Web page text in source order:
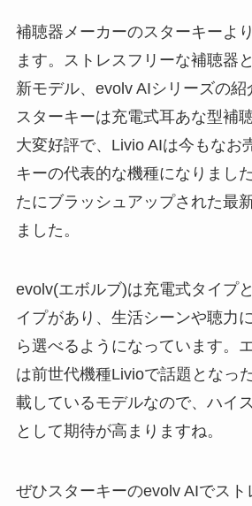
補聴器メーカーのスターキーよ
ます。ストレスフリーな補聴器
新モデル、evolv AIシリーズの紹
スターキーは充電式耳あな型補
大変好評で、Livio AIは今もなお
キーの代表的な機種になりまし
たにブラッシュアップされた最
ました。
evolv(エボルブ)は充電式タイプ
イプがあり、生活シーンや聴力
ら選べるようになっています。
は前世代機種Livioで話題となっ
載しているモデルなので、ハイ
として期待が高まりますね。
ぜひスターキーのevolv AIでスト